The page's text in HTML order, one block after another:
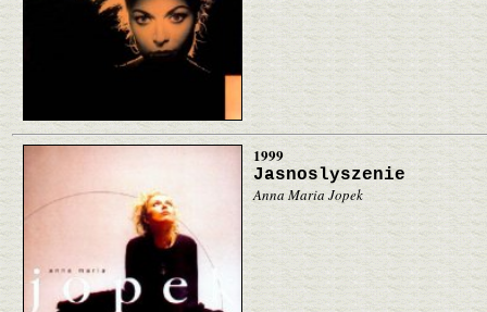
1999
Jasnoslyszenie
Anna Maria Jopek